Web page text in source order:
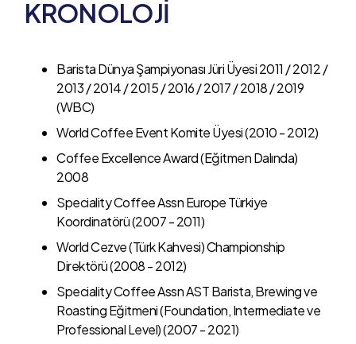
KRONOLOJİ
Barista Dünya Şampiyonası Jüri Üyesi 2011 / 2012 /
2013 / 2014 / 2015 / 2016 / 2017 / 2018 / 2019
(WBC)
World Coffee Event Komite Üyesi (2010 - 2012)
Coffee Excellence Award (Eğitmen Dalında)
2008
Speciality Coffee Assn Europe Türkiye
Koordinatörü (2007 - 2011)
World Cezve (Türk Kahvesi) Championship
Direktörü (2008 - 2012)
Speciality Coffee Assn AST Barista, Brewing ve
Roasting Eğitmeni (Foundation, Intermediate ve
Professional Level) (2007 - 2021)